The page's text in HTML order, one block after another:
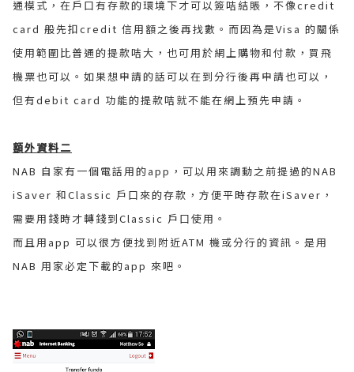
通模式，在戶口有存款的環境下才可以簽咭結賬，不像credit
card 般先扣credit 信用額之後再找數。而因為是Visa 的關係
使用範圍比普通的提款咭大，也可用於網上購物和付款，買飛
機票也可以。如果想申請的話可以在到分行後再申請也可以，
但有debit card 功能的提款咭就不能在網上預先申請。
額外資料二
NAB 自家有一個電話用的app，可以用來調動之前提過的NAB
iSaver 和Classic 戶口來的存款，方便平時存款在iSaver，
需要用錢時才轉錢到Classic 戶口使用。
而且用app 可以很方便找到附近ATM 機或分行的資訊。是用
NAB 用家必定下載的app 來吧。